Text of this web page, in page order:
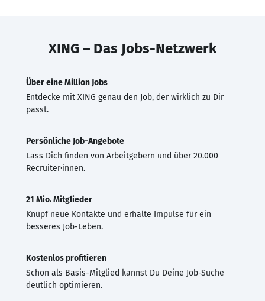
XING – Das Jobs-Netzwerk
Über eine Million Jobs
Entdecke mit XING genau den Job, der wirklich zu Dir
passt.
Persönliche Job-Angebote
Lass Dich finden von Arbeitgebern und über 20.000
Recruiter·innen.
21 Mio. Mitglieder
Knüpf neue Kontakte und erhalte Impulse für ein
besseres Job-Leben.
Kostenlos profitieren
Schon als Basis-Mitglied kannst Du Deine Job-Suche
deutlich optimieren.